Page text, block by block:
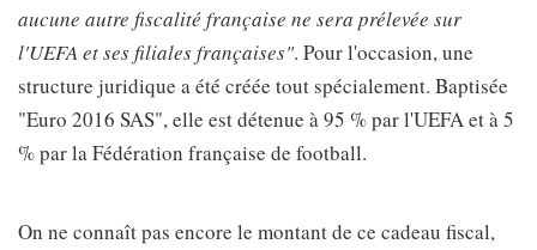
aucune autre fiscalité française ne sera prélevée sur
l'UEFA et ses filiales françaises". Pour l'occasion, une
structure juridique a été créée tout spécialement. Baptisée
"Euro 2016 SAS", elle est détenue à 95 % par l'UEFA et à 5
% par la Fédération française de football.
On ne connaît pas encore le montant de ce cadeau fiscal,